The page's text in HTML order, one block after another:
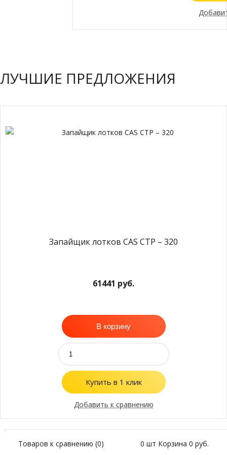
ЛУЧШИЕ ПРЕДЛОЖЕНИЯ
Запайщик лотков CAS CTP – 320
61441 руб.
В корзину
Купить в 1 клик
Добавить к сравнению
Товаров к сравнению (0) 0 шт Корзина 0 руб.